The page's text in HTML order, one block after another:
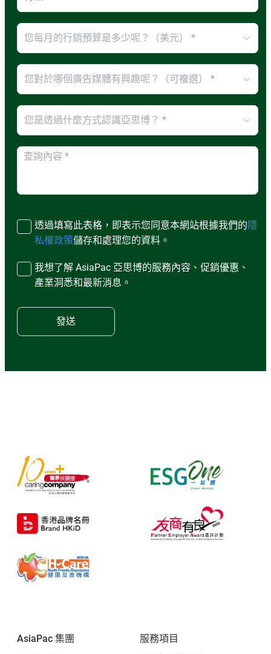
您每月的行銷預算是多少呢？（美元） *
您對於哪個廣告媒體有興趣呢？（可複選） *
您是透過什麼方式認識亞思博？ *
透過填寫此表格，即表示您同意本網站根據我們的 隱
私權政策儲存和處理您的資料。
我想了解 AsiaPac 亞思博的服務內容、促銷優惠、
產業洞悉和最新消息。
發送
AsiaPac 集團
服務項目